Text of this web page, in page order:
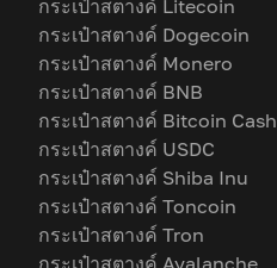
กระเป๋าสตางค์ Litecoin
กระเป๋าสตางค์ Dogecoin
กระเป๋าสตางค์ Monero
กระเป๋าสตางค์ BNB
กระเป๋าสตางค์ Bitcoin Cash
กระเป๋าสตางค์ USDC
กระเป๋าสตางค์ Shiba Inu
กระเป๋าสตางค์ Toncoin
กระเป๋าสตางค์ Tron
กระเป๋าสตางค์ Avalanche